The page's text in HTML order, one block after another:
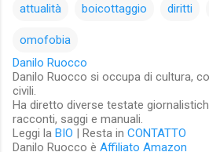
attualità boicottaggio diritti
omofobia
Danilo Ruocco
Danilo Ruocco si occupa di cultura,
civili.
Ha diretto diverse testate
racconti, saggi e manuali.
Leggi la BIO | Resta in CONTATTO
Danilo Ruocco è Affiliato Amazon